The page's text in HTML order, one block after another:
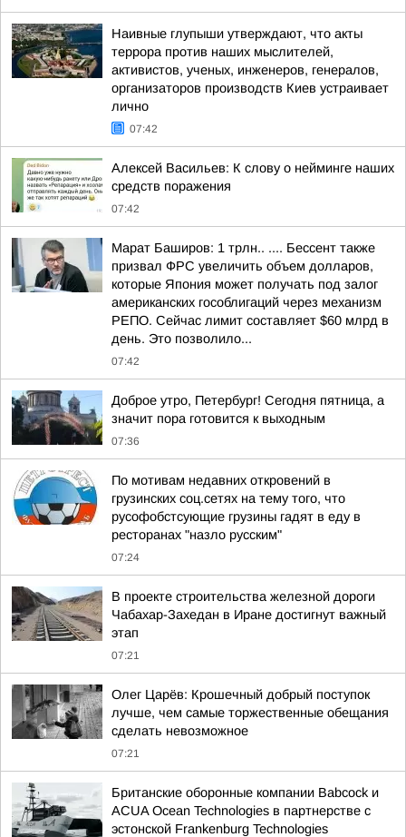
Наивные глупыши утверждают, что акты
террора против наших мыслителей,
активистов, ученых, инженеров, генералов,
организаторов производств Киев устраивает
лично
07:42
Алексей Васильев: К слову о нейминге наших
средств поражения
07:42
Марат Баширов: 1 трлн.. .... Бессент также
призвал ФРС увеличить объем долларов,
которые Япония может получать под залог
американских гособлигаций через механизм
РЕПО. Сейчас лимит составляет $60 млрд в
день. Это позволило...
07:42
Доброе утро, Петербург! Сегодня пятница, а
значит пора готовится к выходным
07:36
По мотивам недавних откровений в
грузинских соц.сетях на тему того, что
русофобстсующие грузины гадят в еду в
ресторанах "назло русским"
07:24
В проекте строительства железной дороги
Чабахар-Захедан в Иране достигнут важный
этап
07:21
Олег Царёв: Крошечный добрый поступок
лучше, чем самые торжественные обещания
сделать невозможное
07:21
Британские оборонные компании Babcock и
ACUA Ocean Technologies в партнерстве с
эстонской Frankenburg Technologies